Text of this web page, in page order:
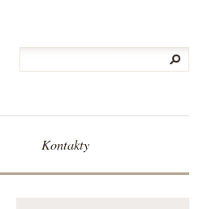
Kontakty